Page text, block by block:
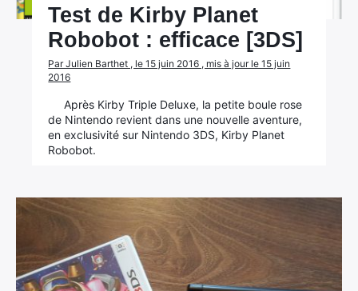
Test de Kirby Planet
Robobot : efficace [3DS]
Par Julien Barthet , le 15 juin 2016 , mis à jour le 15 juin
2016
Après Kirby Triple Deluxe, la petite boule rose
de Nintendo revient dans une nouvelle aventure,
en exclusivité sur Nintendo 3DS, Kirby Planet
Robobot.